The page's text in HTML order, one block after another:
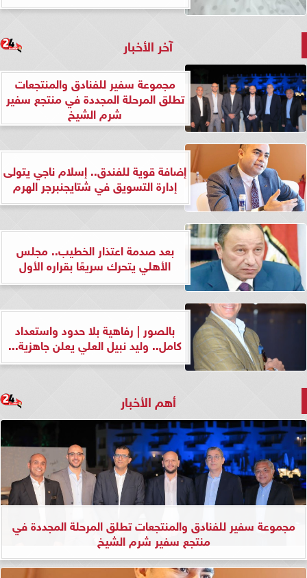
آخر الأخبار
مجموعة سفير للفنادق والمنتجعات
تطلق المرحلة المجددة في منتجع سفير
شرم الشيخ
إضافة قوية للفندق.. إسلام ناجي يتولى
إدارة التسويق في شتايجنبرجر الهرم
بعد صدمة اعتذار الخطيب.. مجلس
الأهلي يتحرك سريعًا بقراره الأول
بالصور | رفاهية بلا حدود واستعداد
كامل.. وليد نبيل العلي يعلن جاهزية...
أهم الأخبار
مجموعة سفير للفنادق والمنتجعات تطلق المرحلة المجددة في
منتجع سفير شرم الشيخ